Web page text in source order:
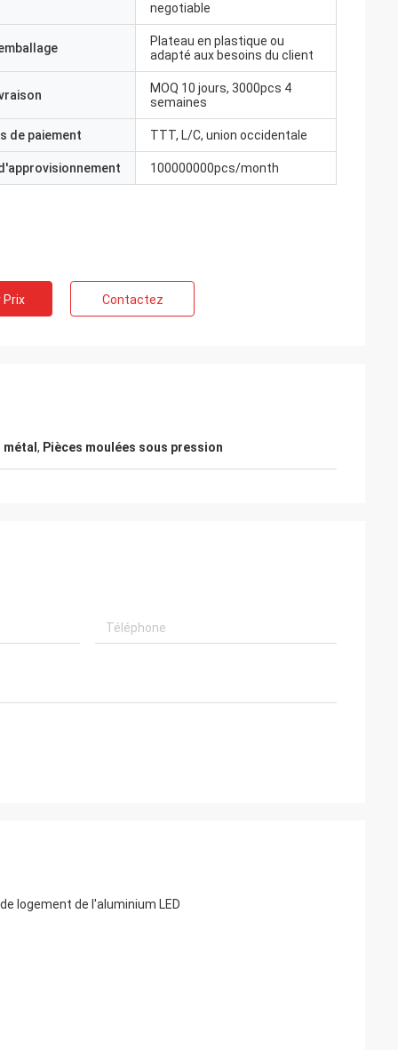
à faire des
LiFong est l'un de nos vendeurs désirés en
negotiable
Plateau en plastique ou
adapté aux besoins du client
MOQ 10 jours, 3000pcs 4
semaines
de paiement TTT, L/C, union occidentale
100000000pcs/month
Prix Contactez
, Pièces moulées sous pression
logement de l'aluminium LED